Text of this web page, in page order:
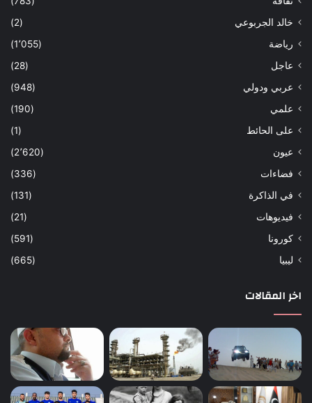
خالد الجربوعي
(2)
رياضة
(1٬055)
عاجل
(28)
عربي ودولي
(948)
علمي
(190)
على الحائط
(1)
عيون
(2٬620)
فضاءات
(336)
في الذاكرة
(131)
فيديوهات
(21)
كورونا
(591)
ليبيا
(665)
اخر المقالات